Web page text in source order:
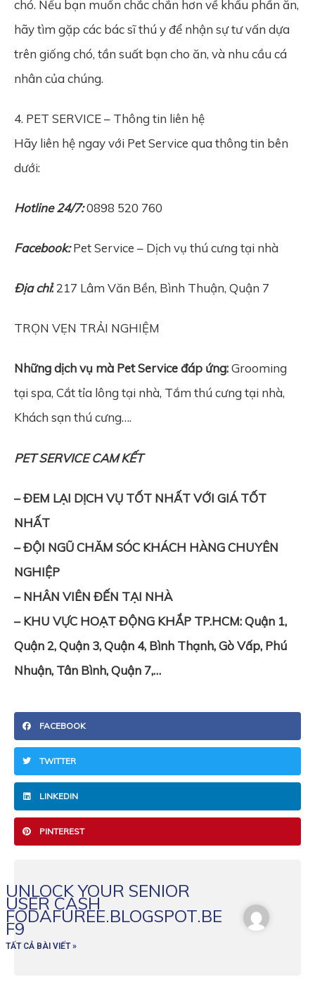
chó. Nếu bạn muốn chắc chắn hơn về khẩu phần ăn,
hãy tìm gặp các bác sĩ thú y để nhận sự tư vấn dựa
trên giống chó, tần suất bạn cho ăn, và nhu cầu cá
nhân của chúng.
4. PET SERVICE – Thông tin liên hệ
Hãy liên hệ ngay với Pet Service qua thông tin bên
dưới:
Hotline 24/7:0898 520 760
Facebook:Pet Service – Dịch vụ thú cưng tại nhà
Địa chỉ:217 Lâm Văn Bền, Bình Thuận, Quận 7
TRỌN VẸN TRẢI NGHIỆM
Những dịch vụ mà Pet Service đáp ứng:Grooming
tại spa, Cắt tỉa lông tại nhà, Tắm thú cưng tại nhà,
Khách sạn thú cưng….
PET SERVICE CAM KẾT
– ĐEM LẠI DỊCH VỤ TỐT NHẤT VỚI GIÁ TỐT
NHẤT
– ĐỘI NGŨ CHĂM SÓC KHÁCH HÀNG CHUYÊN
NGHIỆP
– NHÂN VIÊN ĐẾN TẠI NHÀ
– KHU VỰC HOẠT ĐỘNG KHẮP TP.HCM: Quận 1,
Quận 2, Quận 3, Quận 4, Bình Thạnh, Gò Vấp, Phú
Nhuận, Tân Bình, Quận 7,…
FACEBOOK
TWITTER
LINKEDIN
PINTEREST
UNLOCK YOUR SENIOR
USER CASH
FODAFUREE.BLOGSPOT.BE
F9
TẤT CẢ BÀI VIẾT »